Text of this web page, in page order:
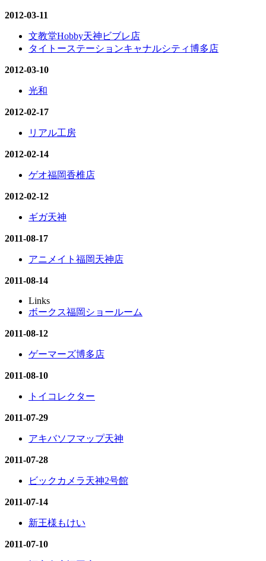
2012-03-11
文教堂Hobby天神ビブレ店
タイトーステーションキャナルシティ博多店
2012-03-10
光和
2012-02-17
リアル工房
2012-02-14
ゲオ福岡香椎店
2012-02-12
ギガ天神
2011-08-17
アニメイト福岡天神店
2011-08-14
Links
ボークス福岡ショールーム
2011-08-12
ゲーマーズ博多店
2011-08-10
トイコレクター
2011-07-29
アキバソフマップ天神
2011-07-28
ビックカメラ天神2号館
2011-07-14
新王様もけい
2011-07-10